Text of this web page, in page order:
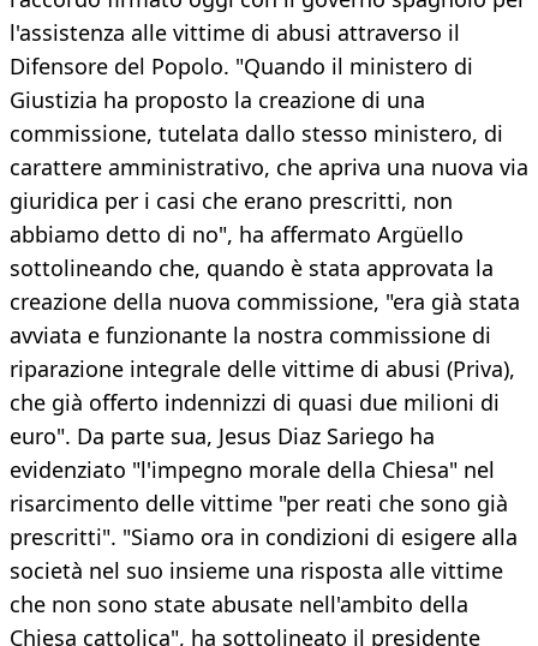
l'assistenza alle vittime di abusi attraverso il
Difensore del Popolo. "Quando il ministero di
Giustizia ha proposto la creazione di una
commissione, tutelata dallo stesso ministero, di
carattere amministrativo, che apriva una nuova via
giuridica per i casi che erano prescritti, non
abbiamo detto di no", ha affermato Argüello
sottolineando che, quando è stata approvata la
creazione della nuova commissione, "era già stata
avviata e funzionante la nostra commissione di
riparazione integrale delle vittime di abusi (Priva),
che già offerto indennizzi di quasi due milioni di
euro". Da parte sua, Jesus Diaz Sariego ha
evidenziato "l'impegno morale della Chiesa" nel
risarcimento delle vittime "per reati che sono già
prescritti". "Siamo ora in condizioni di esigere alla
società nel suo insieme una risposta alle vittime
che non sono state abusate nell'ambito della
Chiesa cattolica", ha sottolineato il presidente